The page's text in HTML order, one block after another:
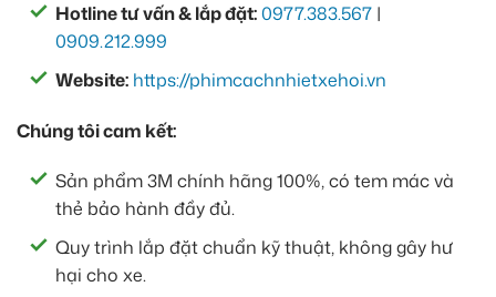
Hotline tư vấn & lắp đặt:0977.383.567 |
0909.212.999
Website: https://phimcachnhietxehoi.vn
Chúng tôi cam kết:
Sản phẩm 3M chính hãng 100%, có tem mác và
thẻ bảo hành đầy đủ.
Quy trình lắp đặt chuẩn kỹ thuật, không gây hư
hại cho xe.